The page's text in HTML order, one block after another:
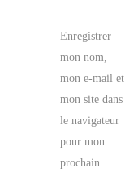
Enregistrer
mon nom,
mon e-mail et
mon site dans
le navigateur
pour mon
prochain